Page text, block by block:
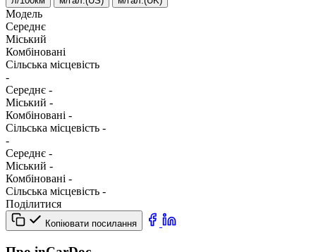
Модель
Середнє
Міський
Комбіновані
Сільська місцевість
-
Середнє -
Міський -
Комбіновані -
Сільська місцевість -
-
Середнє -
Міський -
Комбіновані -
Сільська місцевість -
Поділитися
Копіювати посилання